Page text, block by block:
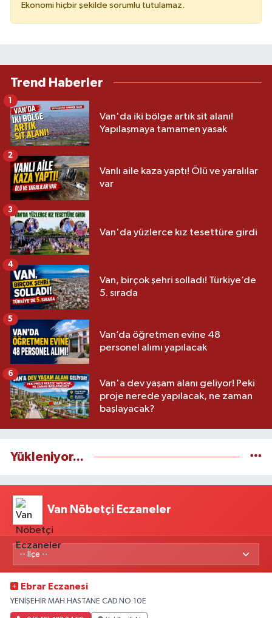
Ekonomi hiçbir şekilde sorumlu tutulamaz.
Trend Haberler
Van'da iki bölge artık sit alanı!
Yapılaşmaya tamamen yasak
1
Vanlı aile kaza yaptı! Ölü ve yaralılar
var
2
Van'da yüzlerce kız tesettüre girdi
3
Van, birçok şehri solladı! Türkiye’de
5. sırada
4
Van’da öğretmen evine 48
personel alımı yapılacak
5
Van'a dev yaşam alanı geliyor! Peki
proje nerede yapılacak, ne zaman
başlayacak?
6
Yükleniyor...
Van Nöbetçi Eczaneler
Ebrar Eczanesi
YENİŞEHİR MAH.HASTANE CAD.NO:10E